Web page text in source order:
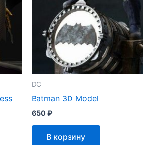
DC
Batman 3D Model
650₽
В корзину